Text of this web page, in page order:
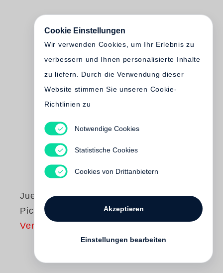
Juergen Teller
Pictures and Text
Vergriffen
Cookie Einstellungen
Wir verwenden Cookies, um Ihr Erlebnis zu
verbessern und Ihnen personalisierte Inhalte
zu liefern. Durch die Verwendung dieser
Website stimmen Sie unseren Cookie-
Richtlinien zu
Notwendige Cookies
Statistische Cookies
Cookies von Drittanbietern
Akzeptieren
Einstellungen bearbeiten